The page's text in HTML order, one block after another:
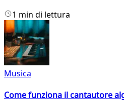
1 min di lettura
Musica
Come funziona il cantautore